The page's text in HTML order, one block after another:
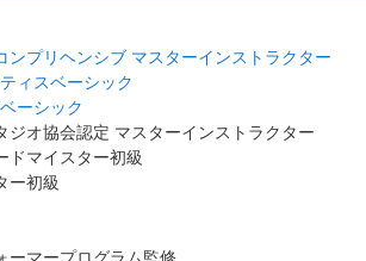
ンプリヘンシブ マスターインストラクター
ィスベーシック
ーシック
ジオ協会認定 マスターインストラクター
ドマイスター初級
ー初級